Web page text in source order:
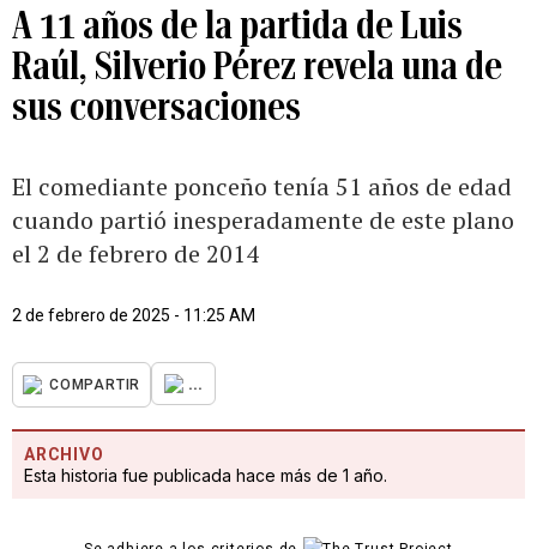
A 11 años de la partida de Luis
Raúl, Silverio Pérez revela una de
sus conversaciones
El comediante ponceño tenía 51 años de edad
cuando partió inesperadamente de este plano
el 2 de febrero de 2014
2 de febrero de 2025 - 11:25 AM
COMPARTIR ...
ARCHIVO
Esta historia fue publicada hace más de 1 año.